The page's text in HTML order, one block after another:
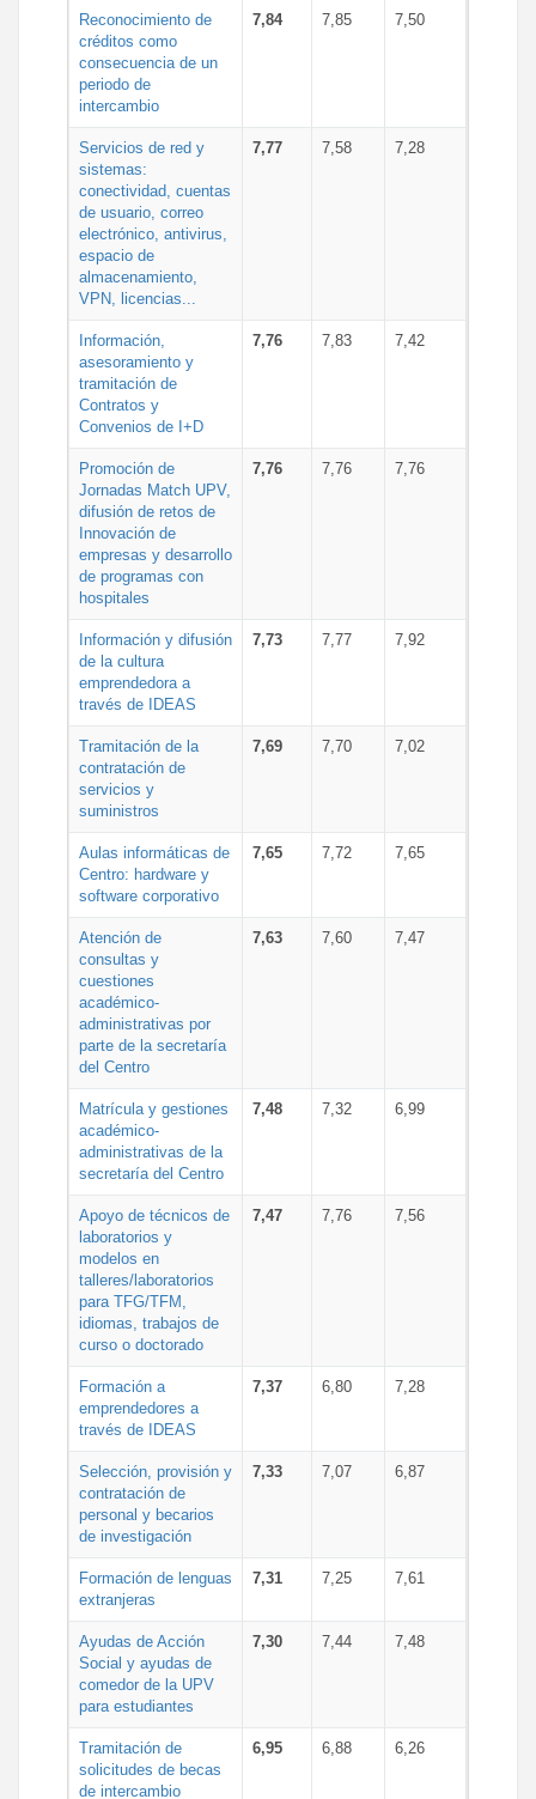
Reconocimiento de
créditos como
consecuencia de un
periodo de
intercambio
7,84 7,85 7,50
Servicios de red y
sistemas:
conectividad, cuentas
de usuario, correo
electrónico, antivirus,
espacio de
almacenamiento,
VPN, licencias...
7,77 7,58 7,28
Información,
asesoramiento y
tramitación de
Contratos y
Convenios de I+D
7,76 7,83 7,42
Promoción de
Jornadas Match UPV,
difusión de retos de
Innovación de
empresas y desarrollo
de programas con
hospitales
7,76 7,76 7,76
Información y difusión
de la cultura
emprendedora a
través de IDEAS
7,73 7,77 7,92
Tramitación de la
contratación de
servicios y
suministros
7,69 7,70 7,02
Aulas informáticas de
Centro: hardware y
software corporativo
7,65 7,72 7,65
Atención de
consultas y
cuestiones
académico-
administrativas por
parte de la secretaría
del Centro
7,63 7,60 7,47
Matrícula y gestiones
académico-
administrativas de la
secretaría del Centro
7,48 7,32 6,99
Apoyo de técnicos de
laboratorios y
modelos en
talleres/laboratorios
para TFG/TFM,
idiomas, trabajos de
curso o doctorado
7,47 7,76 7,56
Formación a
emprendedores a
través de IDEAS
7,37 6,80 7,28
Selección, provisión y
contratación de
personal y becarios
de investigación
7,33 7,07 6,87
Formación de lenguas
extranjeras
7,31 7,25 7,61
Ayudas de Acción
Social y ayudas de
comedor de la UPV
para estudiantes
7,30 7,44 7,48
Tramitación de
solicitudes de becas
de intercambio
6,95 6,88 6,26